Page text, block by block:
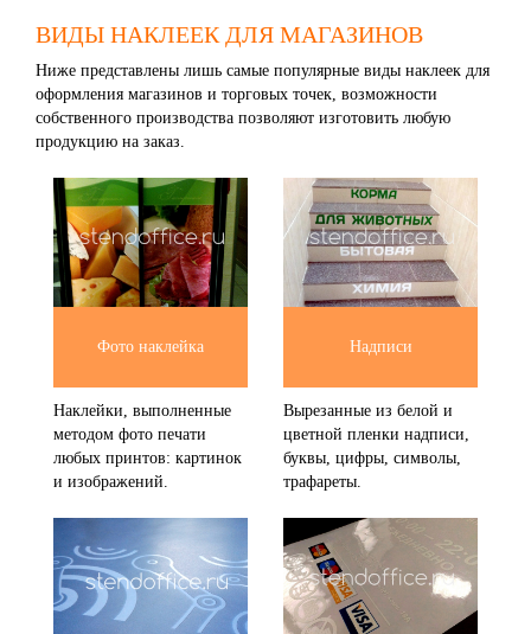
ВИДЫ НАКЛЕЕК ДЛЯ МАГАЗИНОВ
Ниже представлены лишь самые популярные виды наклеек для
оформления магазинов и торговых точек, возможности
собственного производства позволяют изготовить любую
продукцию на заказ.
Фото наклейка
Наклейки, выполненные
методом фото печати
любых принтов: картинок
и изображений.
Надписи
Вырезанные из белой и
цветной пленки надписи,
буквы, цифры, символы,
трафареты.